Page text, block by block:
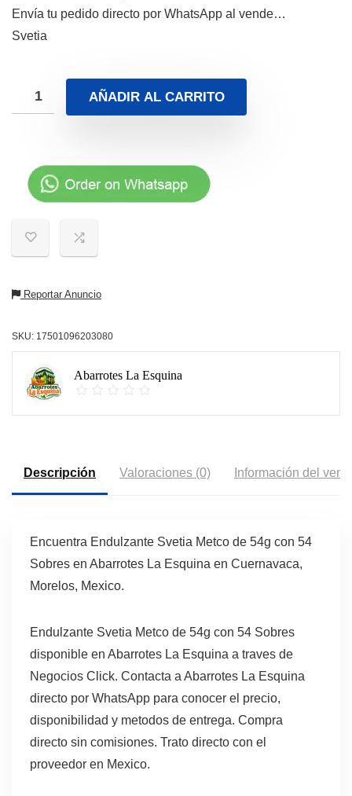
Envía tu pedido directo por WhatsApp al vende…
Svetia
AÑADIR AL CARRITO
Reportar Anuncio
SKU: 17501096203080
Abarrotes La Esquina
Descripción Valoraciones (0) Información del
Encuentra Endulzante Svetia Metco de 54g con 54
Sobres en Abarrotes La Esquina en Cuernavaca,
Morelos, Mexico.
Endulzante Svetia Metco de 54g con 54 Sobres
disponible en Abarrotes La Esquina a traves de
Negocios Click. Contacta a Abarrotes La Esquina
directo por WhatsApp para conocer el precio,
disponibilidad y metodos de entrega. Compra
directo sin comisiones. Trato directo con el
proveedor en Mexico.